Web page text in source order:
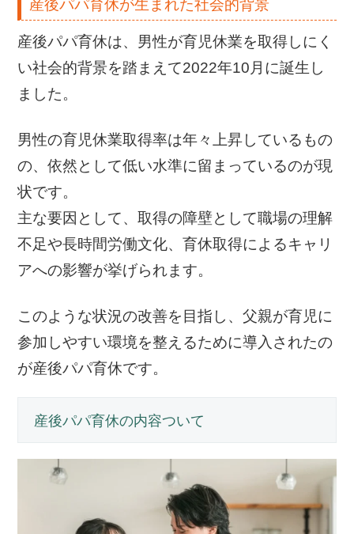
産後パパ育休が生まれた社会的背景
産後パパ育休は、男性が育児休業を取得しにく
い社会的背景を踏まえて2022年10月に誕生し
ました。
男性の育児休業取得率は年々上昇しているもの
の、依然として低い水準に留まっているのが現
状です。
主な要因として、取得の障壁として職場の理解
不足や長時間労働文化、育休取得によるキャリ
アへの影響が挙げられます。
このような状況の改善を目指し、父親が育児に
参加しやすい環境を整えるために導入されたの
が産後パパ育休です。
産後パパ育休の内容ついて